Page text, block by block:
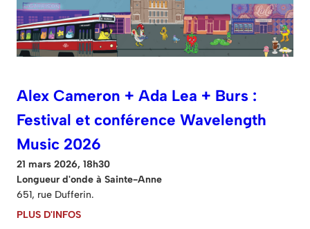
Alex Cameron + Ada Lea + Burs :
Festival et conférence Wavelength
Music 2026
21 mars 2026, 18h30
Longueur d'onde à Sainte-Anne
651, rue Dufferin.
PLUS D'INFOS